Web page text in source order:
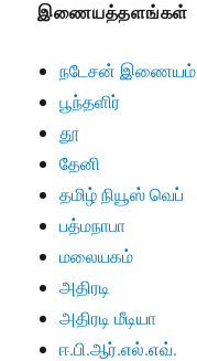
இணையத்தளங்கள்
நடேசன் இணையம்
பூந்தளிர்
தூ
தேனி
தமிழ் நியூஸ் வெப்
பத்மநாபா
மலையகம்
அதிரடி
அதிரடி மீடியா
ஈ.பி.ஆர்.எல்.எவ்.